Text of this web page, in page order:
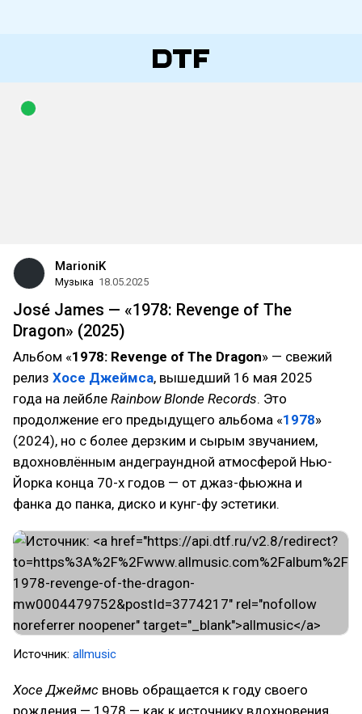
MarioniK
Музыка 18.05.2025
José James — «1978: Revenge of The
Dragon» (2025)
Альбом «1978: Revenge of The Dragon» — свежий
релиз Хосе Джеймса, вышедший 16 мая 2025
года на лейбле Rainbow Blonde Records. Это
продолжение его предыдущего альбома «1978»
(2024), но с более дерзким и сырым звучанием,
вдохновлённым андеграундной атмосферой Нью-
Йорка конца 70-х годов — от джаз-фьюжна и
фанка до панка, диско и кунг-фу эстетики.
Источник: allmusic
Хосе Джеймс вновь обращается к году своего
рождения — 1978 — как к источнику вдохновения,